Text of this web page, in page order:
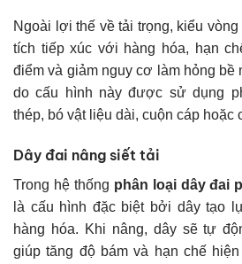
Ngoài lợi thế về tải trọng, kiểu
tích tiếp xúc với hàng hóa, hạn
điểm và giảm nguy cơ làm hỏng bề
do cấu hình này được sử dụng
thép, bó vật liệu dài, cuộn cáp hoặc
Dây đai nâng siết tải
Trong hệ thống phân loại dây đai
là cấu hình đặc biệt bởi dây tạo
hàng hóa. Khi nâng, dây sẽ tự
giúp tăng độ bám và hạn chế